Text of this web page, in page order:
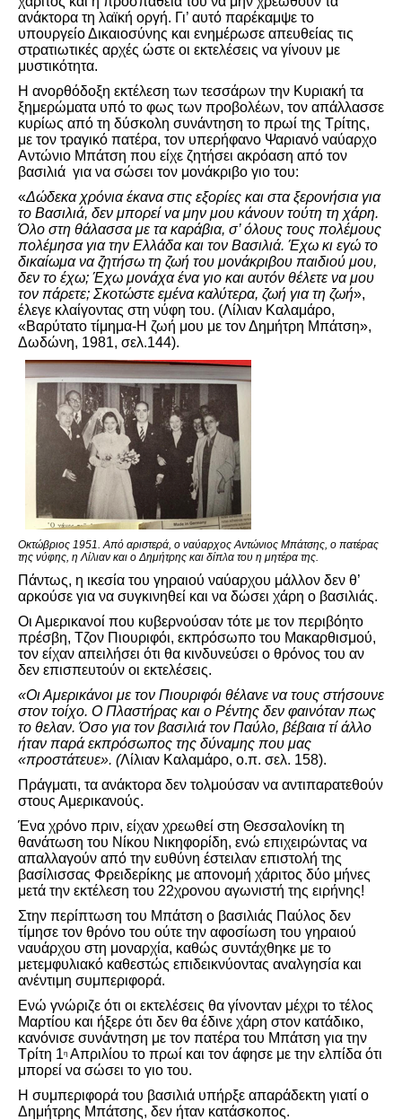
ανάκτορα τη λαϊκή οργή. Γι’ αυτό παρέκαμψε το
υπουργείο Δικαιοσύνης και ενημέρωσε απευθείας τις
στρατιωτικές αρχές ώστε οι εκτελέσεις να γίνουν με
μυστικότητα.
Η ανορθόδοξη εκτέλεση των τεσσάρων την Κυριακή τα
ξημερώματα υπό το φως των προβολέων, τον απάλλασσε
κυρίως από τη δύσκολη συνάντηση το πρωί της Τρίτης,
με τον τραγικό πατέρα, τον υπερήφανο Ψαριανό ναύαρχο
Αντώνιο Μπάτση που είχε ζητήσει ακρόαση από τον
βασιλιά για να σώσει τον μονάκριβο γιο του:
«Δώδεκα χρόνια έκανα στις εξορίες και στα ξερονήσια για
το Βασιλιά, δεν μπορεί να μην μου κάνουν τούτη τη χάρη.
Όλο στη θάλασσα με τα καράβια, σ’ όλους τους πολέμους
πολέμησα για την Ελλάδα και τον Βασιλιά. Έχω κι εγώ το
δικαίωμα να ζητήσω τη ζωή του μονάκριβου παιδιού μου,
δεν το έχω; Έχω μονάχα ένα γιο και αυτόν θέλετε να μου
τον πάρετε; Σκοτώστε εμένα καλύτερα, ζωή για τη ζωή»,
έλεγε κλαίγοντας στη νύφη του. (Λίλιαν Καλαμάρο,
«Βαρύτατο τίμημα-Η ζωή μου με τον Δημήτρη Μπάτση»,
Δωδώνη, 1981, σελ.144).
Οκτώβριος 1951. Από αριστερά, ο ναύαρχος Αντώνιος Μπάτσης, ο πατέρας
της νύφης, η Λίλιαν και ο Δημήτρης και δίπλα του η μητέρα της.
Πάντως, η ικεσία του γηραιού ναύαρχου μάλλον δεν θ’
αρκούσε για να συγκινηθεί και να δώσει χάρη ο βασιλιάς.
Οι Αμερικανοί που κυβερνούσαν τότε με τον περιβόητο
πρέσβη, Τζον Πιουριφόι, εκπρόσωπο του Μακαρθισμού,
τον είχαν απειλήσει ότι θα κινδυνεύσει ο θρόνος του αν
δεν επισπευτούν οι εκτελέσεις.
«Οι Αμερικάνοι με τον Πιουριφόι θέλανε να τους στήσουνε
στον τοίχο. Ο Πλαστήρας και ο Ρέντης δεν φαινόταν πως
το θελαν. Όσο για τον βασιλιά τον Παύλο, βέβαια τί άλλο
ήταν παρά εκπρόσωπος της δύναμης που μας
«προστάτευε». (Λίλιαν Καλαμάρο, ο.π. σελ. 158).
Πράγματι, τα ανάκτορα δεν τολμούσαν να αντιπαρατεθούν
στους Αμερικανούς.
Ένα χρόνο πριν, είχαν χρεωθεί στη Θεσσαλονίκη τη
θανάτωση του Νίκου Νικηφορίδη, ενώ επιχειρώντας να
απαλλαγούν από την ευθύνη έστειλαν επιστολή της
βασίλισσας Φρειδερίκης με απονομή χάριτος δύο μήνες
μετά την εκτέλεση του 22χρονου αγωνιστή της ειρήνης!
Στην περίπτωση του Μπάτση ο βασιλιάς Παύλος δεν
τίμησε τον θρόνο του ούτε την αφοσίωση του γηραιού
ναυάρχου στη μοναρχία, καθώς συντάχθηκε με το
μετεμφυλιακό καθεστώς επιδεικνύοντας αναλγησία και
ανέντιμη συμπεριφορά.
Ενώ γνώριζε ότι οι εκτελέσεις θα γίνονταν μέχρι το τέλος
Μαρτίου και ήξερε ότι δεν θα έδινε χάρη στον κατάδικο,
κανόνισε συνάντηση με τον πατέρα του Μπάτση για την
Τρίτη 1η Απριλίου το πρωί και τον άφησε με την ελπίδα ότι
μπορεί να σώσει το γιο του.
Η συμπεριφορά του βασιλιά υπήρξε απαράδεκτη γιατί ο
Δημήτρης Μπάτσης, δεν ήταν κατάσκοπος.